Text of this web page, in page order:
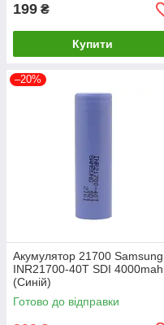
199 ₴
Купити
–20%
Акумулятор 21700 Samsung
INR21700-40T SDI 4000mah
(Синій)
Готово до відправки